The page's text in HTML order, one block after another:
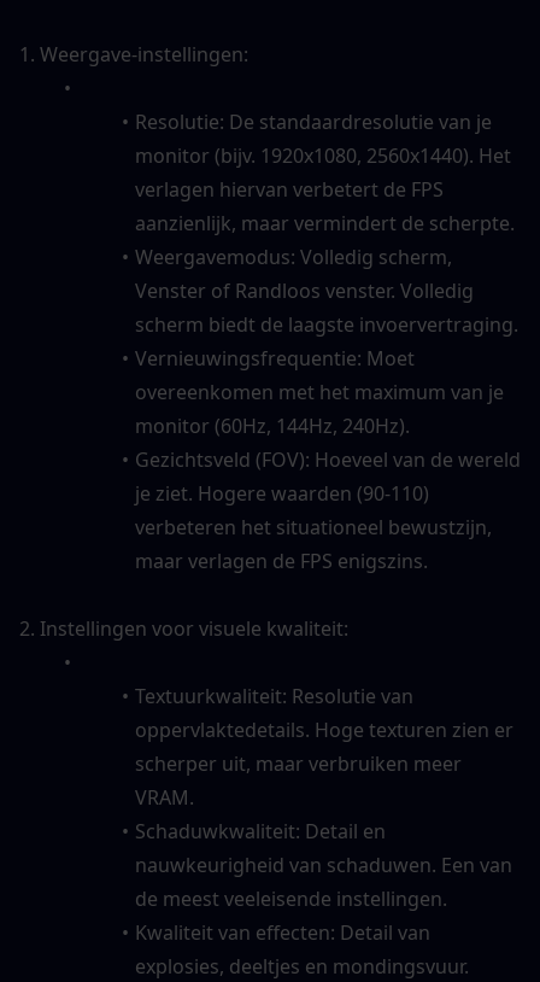
1. Weergave-instellingen:
Resolutie: De standaardresolutie van je
monitor (bijv. 1920x1080, 2560x1440). Het
verlagen hiervan verbetert de FPS
aanzienlijk, maar vermindert de scherpte.
Weergavemodus: Volledig scherm,
Venster of Randloos venster. Volledig
scherm biedt de laagste invoervertraging.
Vernieuwingsfrequentie: Moet
overeenkomen met het maximum van je
monitor (60Hz, 144Hz, 240Hz).
Gezichtsveld (FOV): Hoeveel van de wereld
je ziet. Hogere waarden (90-110)
verbeteren het situationeel bewustzijn,
maar verlagen de FPS enigszins.
2. Instellingen voor visuele kwaliteit:
Textuurkwaliteit: Resolutie van
oppervlaktedetails. Hoge texturen zien er
scherper uit, maar verbruiken meer
VRAM.
Schaduwkwaliteit: Detail en
nauwkeurigheid van schaduwen. Een van
de meest veeleisende instellingen.
Kwaliteit van effecten: Detail van
explosies, deeltjes en mondingsvuur.